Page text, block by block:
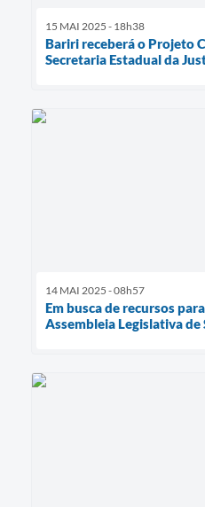
15 MAI 2025 - 18h38
Bariri receberá o Projeto
Secretaria Estadual da
14 MAI 2025 - 08h57
Em busca de recursos
Assembleia Legislativa de